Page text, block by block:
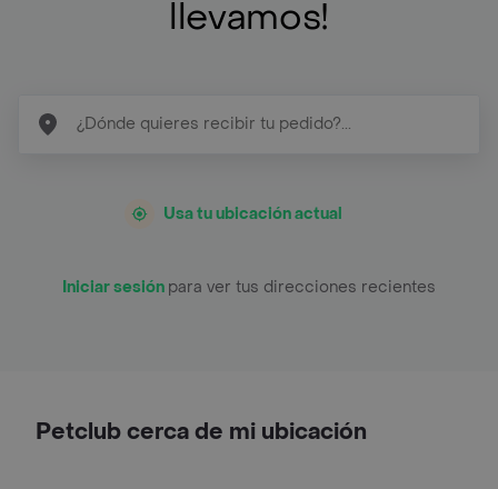
llevamos!
Usa tu ubicación actual
Iniciar sesión para ver tus direcciones recientes
Petclub cerca de mi ubicación